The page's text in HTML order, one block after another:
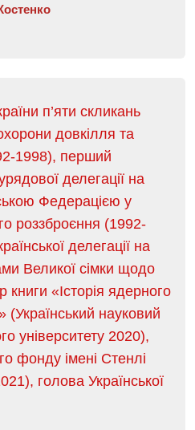
п’яти скликань
довкілля та
1998), перший
делегації на
Федерацією у
роззброєння (1992-
делегації на
Великої сімки щодо
«Історія ядерного
(Український науковий
університету 2020),
фонду імені Стенлі
голова Української